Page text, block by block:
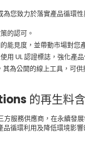
您致力於落實產品循環
的認可。
能見度，並帶動市場對您
用 UL 認證標誌，強化產品
其為公開的線上工具，可
的再生料
服務供應商，在永續發
循環利用及降低環境影